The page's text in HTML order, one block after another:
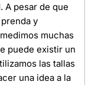
A pesar de que
y
muchas
puede existir un
las tallas
una idea a la